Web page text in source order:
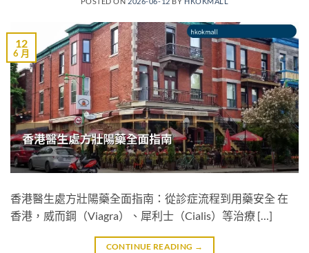
12
6 月
香港醫生處方壯陽藥全面指南：從診症流程到用藥安全 在
香港，威而鋼（Viagra）、犀利士（Cialis）等治療 […]
CONTINUE READING →